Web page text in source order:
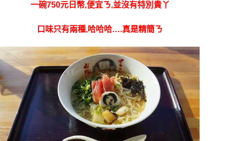
一碗750元日幣,便宜ㄋ,並沒有特別貴丫
口味只有兩種,哈哈哈….真是精簡ㄋ